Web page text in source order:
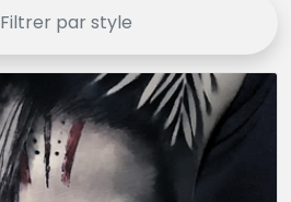
Filtrer par style